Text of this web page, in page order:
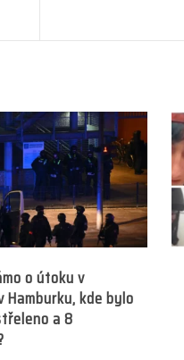
o útoku v
Hamburku, kde bylo
a 8